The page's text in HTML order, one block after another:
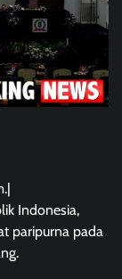
Indonesia,
paripurna pada